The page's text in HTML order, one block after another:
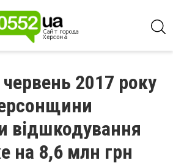
червень 2017 року
відшкодування
на 8,6 млн грн